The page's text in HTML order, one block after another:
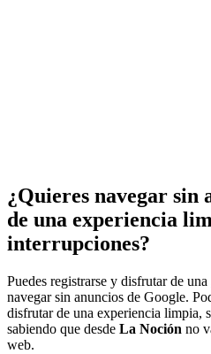
¿Quieres navegar sin
de una experiencia
interrupciones?
Puedes registrarse y disfrutar de una
navegar sin anuncios de Google.
disfrutar de una experiencia limpia,
sabiendo que desde La Noción no
web.